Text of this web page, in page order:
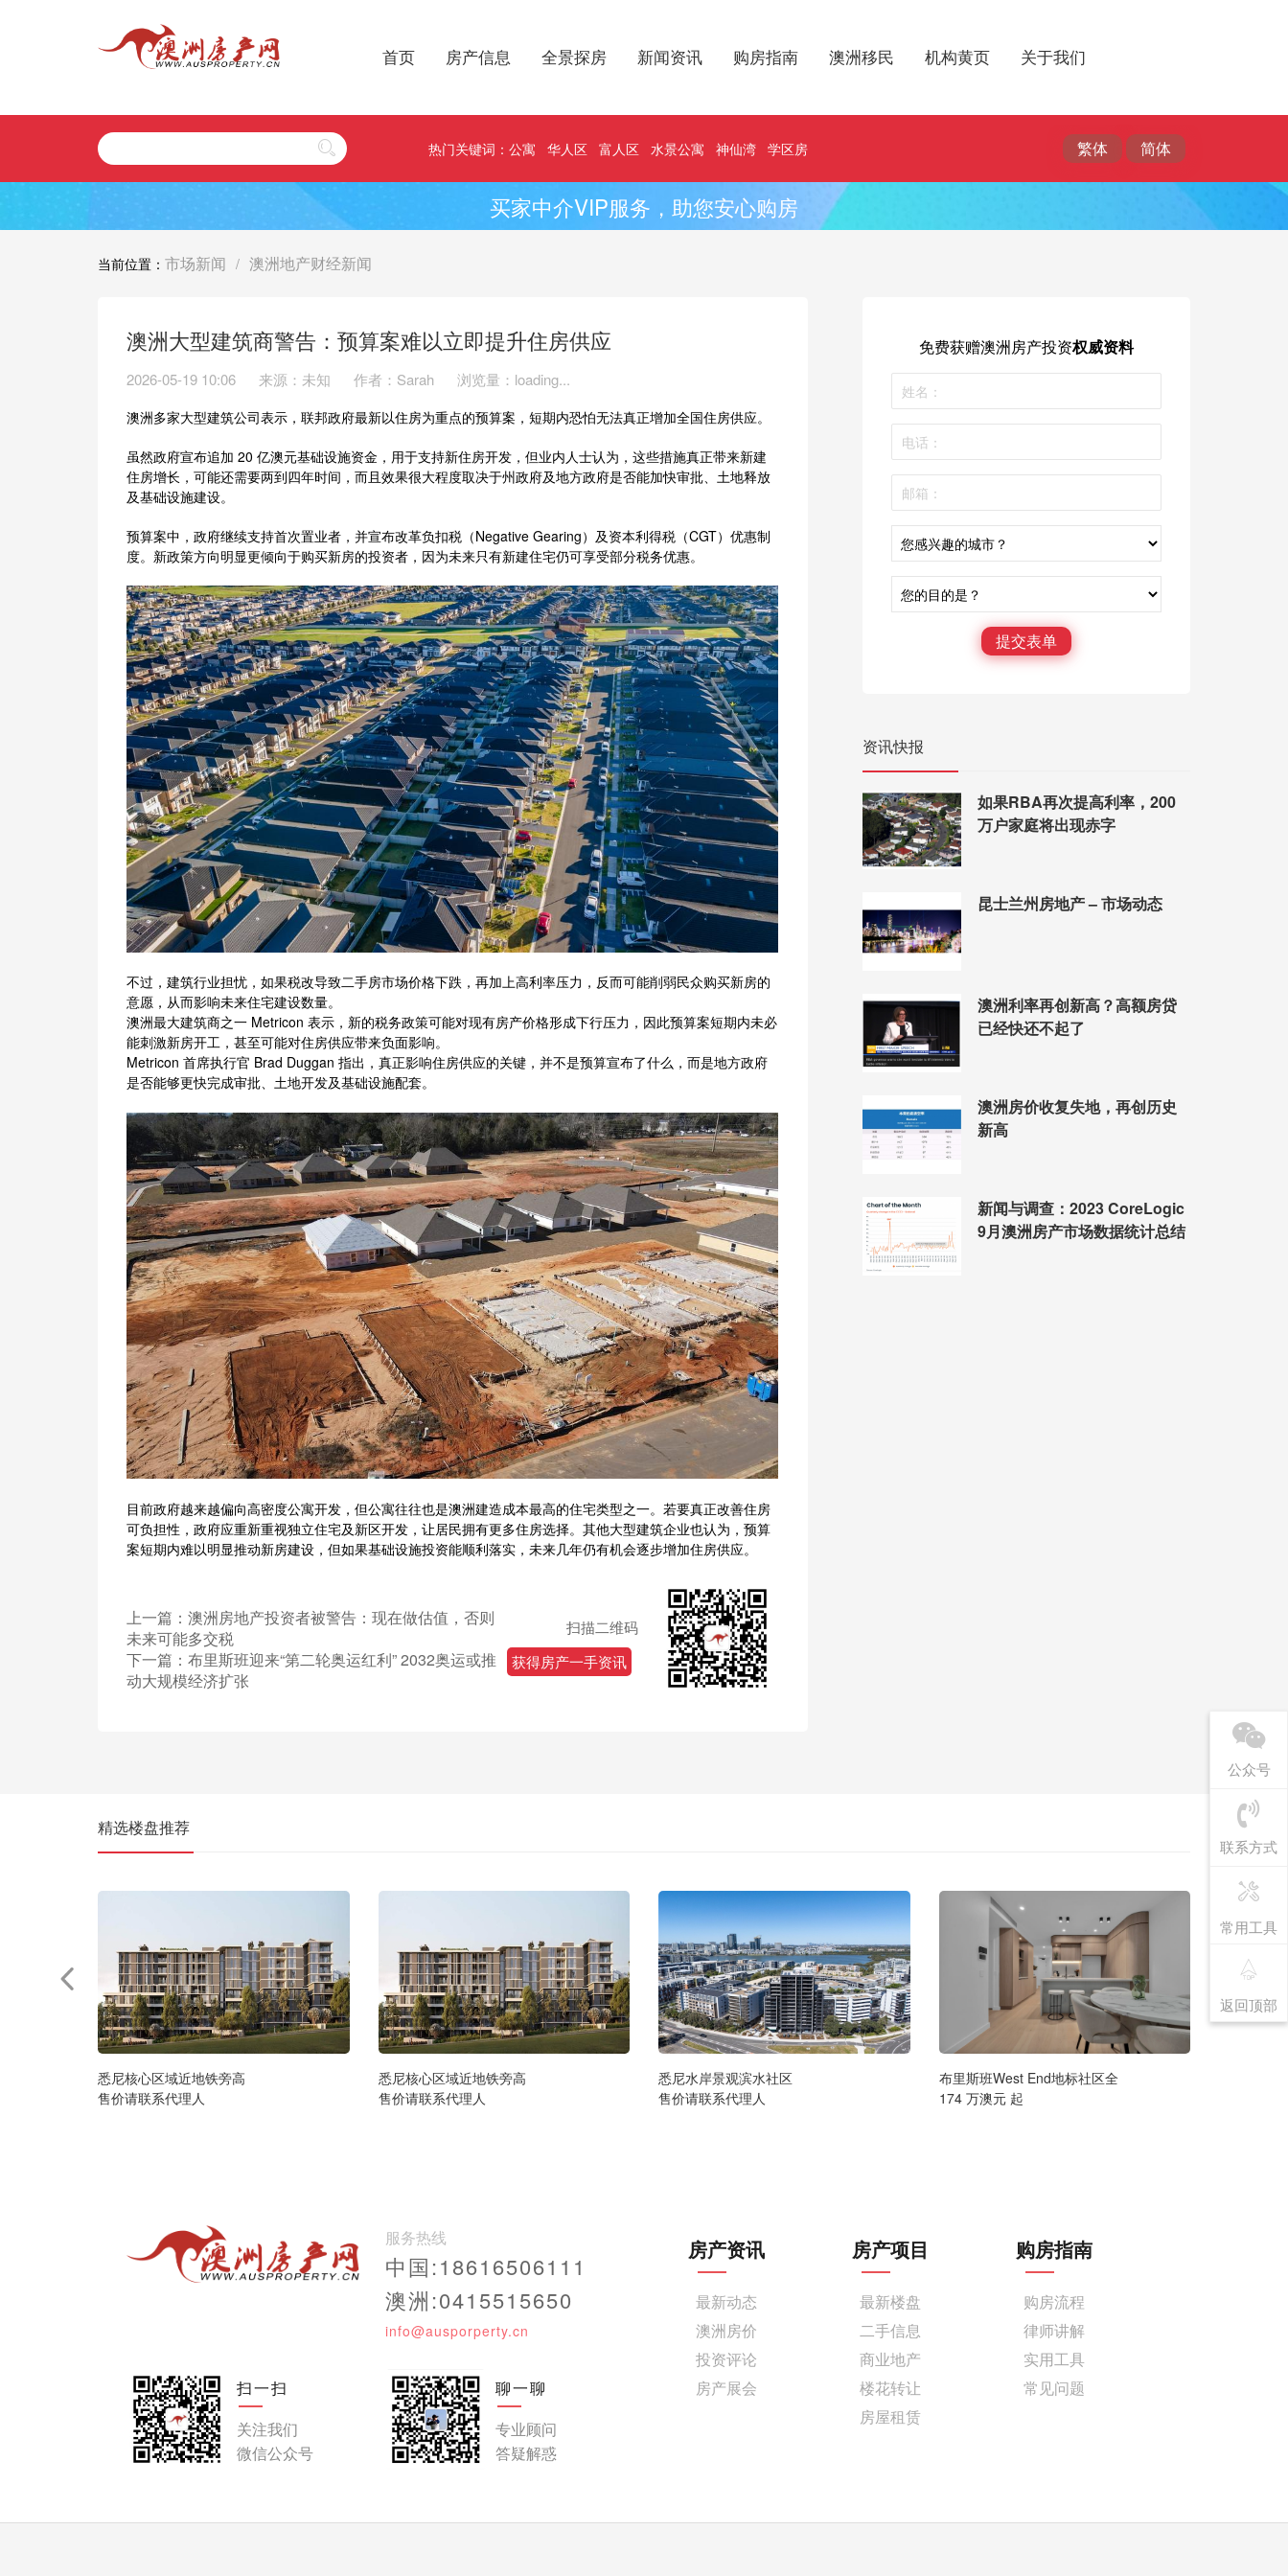
首页 房产信息 全景探房 新闻资讯 购房指南 澳洲移民 机构黄页 关于我们
热门关键词： 公寓 华人区 富人区 水景公寓 神仙湾 学区房
买家中介VIP服务，助您安心购房
当前位置： 市场新闻 / 澳洲地产财经新闻
澳洲大型建筑商警告：预算案难以立即提升住房供应
2026-05-19 10:06 来源：未知 作者：Sarah 浏览量： loading...
澳洲多家大型建筑公司表示，联邦政府最新以住房为重点的预算案，短期内恐怕无法真正增加全国住房供应。
虽然政府宣布追加 20 亿澳元基础设施资金，用于支持新住房开发，但业内人士认为，这些措施真正带来新建
住房增长，可能还需要两到四年时间，而且效果很大程度取决于州政府及地方政府是否能加快审批、土地释放
及基础设施建设。
预算案中，政府继续支持首次置业者，并宣布改革负扣税（Negative Gearing）及资本利得税（CGT）优惠制
度。新政策方向明显更倾向于购买新房的投资者，因为未来只有新建住宅仍可享受部分税务优惠。
不过，建筑行业担忧，如果税改导致二手房市场价格下跌，再加上高利率压力，反而可能削弱民众购买新房的
意愿，从而影响未来住宅建设数量。
澳洲最大建筑商之一 Metricon 表示，新的税务政策可能对现有房产价格形成下行压力，因此预算案短期内未必
能刺激新房开工，甚至可能对住房供应带来负面影响。
Metricon 首席执行官 Brad Duggan 指出，真正影响住房供应的关键，并不是预算宣布了什么，而是地方政府
是否能够更快完成审批、土地开发及基础设施配套。
目前政府越来越偏向高密度公寓开发，但公寓往往也是澳洲建造成本最高的住宅类型之一。若要真正改善住房
可负担性，政府应重新重视独立住宅及新区开发，让居民拥有更多住房选择。其他大型建筑企业也认为，预算
案短期内难以明显推动新房建设，但如果基础设施投资能顺利落实，未来几年仍有机会逐步增加住房供应。
上一篇： 澳洲房地产投资者被警告：现在做估值，否则
未来可能多交税
下一篇： 布里斯班迎来“第二轮奥运红利” 2032奥运或推
动大规模经济扩张
扫描二维码
获得房产一手资讯
免费获赠澳洲房产投资权威资料
提交表单
资讯快报
如果RBA再次提高利率，200
万户家庭将出现赤字
昆士兰州房地产 – 市场动态
澳洲利率再创新高？高额房贷
已经快还不起了
澳洲房价收复失地，再创历史
新高
新闻与调查：2023 CoreLogic
9月澳洲房产市场数据统计总结
精选楼盘推荐
悉尼核心区域近地铁旁高
售价请联系代理人
悉尼核心区域近地铁旁高
售价请联系代理人
悉尼水岸景观滨水社区
售价请联系代理人
布里斯班West End地标社区全
174 万澳元 起
服务热线
中国:18616506111
澳洲:0415515650
info@ausporperty.cn
扫一扫
关注我们
微信公众号
聊一聊
专业顾问
答疑解惑
房产资讯
最新动态
澳洲房价
投资评论
房产展会
房产项目
最新楼盘
二手信息
商业地产
楼花转让
房屋租赁
购房指南
购房流程
律师讲解
实用工具
常见问题
公众号
联系方式
常用工具
返回顶部